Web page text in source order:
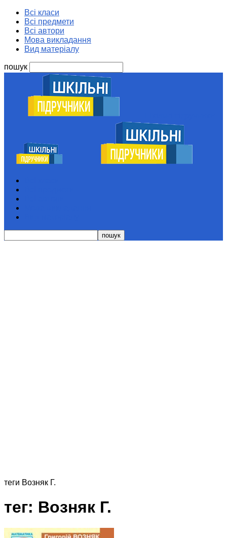
Всі класи
Всі предмети
Всі автори
Мова викладання
Вид матеріалу
пошук
теги Возняк Г.
тег: Возняк Г.